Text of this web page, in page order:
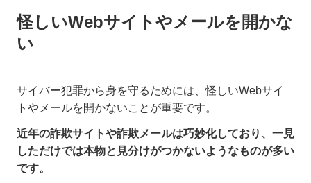
怪しいWebサイトやメールを開かな
い
サイバー犯罪から身を守るためには、怪しいWebサイ
トやメールを開かないことが重要です。
近年の詐欺サイトや詐欺メールは巧妙化しており、一見
しただけでは本物と見分けがつかないようなものが多い
です。